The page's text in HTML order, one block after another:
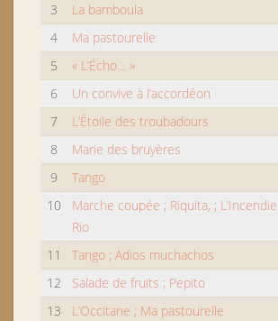
3 La bamboula
4
Ma pastourelle
5
« L’Écho… »
6
Un convive à l’accordéon
7
L’Étoile des troubadours
8
Marie des bruyères
9
Tango
10
Marche coupée ; Riquita, ;
Rio
11 Tango ; Adios muchachos
12
Salade de fruits ; Pepito
13
L’Occitane ; Ma pastourelle